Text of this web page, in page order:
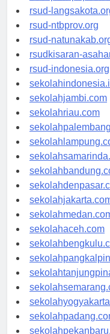
rsudtpi-
rsud-langsakota.org
rsud-ntbprov.org
rsud-
rsudkisaran-
rsud-indonesia.org
sekolahindonesia.id
sekolahjambi.com
sekolahriau.com
sekolahmedan.com
sekolahaceh.com